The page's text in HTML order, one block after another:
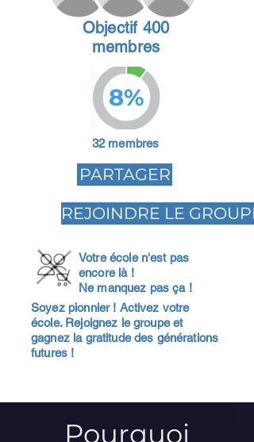
Objectif 400
membres
8%
32 membres
PARTAGER
REJOINDRE LE GROUPE
Votre école n'est pas
encore là !
Ne manquez pas ça !
Soyez pionnier ! Activez votre
école. Rejoignez le groupe et
gagnez la gratitude des générations
futures !
Pourquoi